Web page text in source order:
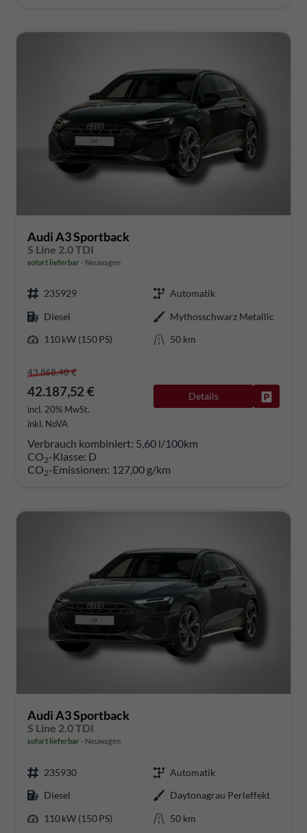
Audi A3 Sportback
S Line 2.0 TDI
sofort lieferbar Neuwagen
235929
Automatik
Diesel
Mythosschwarz Metallic
110 kW (150 PS)
50 km
43.868,40 €
42.187,52 €
incl. 20% MwSt.
inkl. NoVA
Details
Verbrauch kombiniert: 5,60 l/100km
CO2-Klasse: D
CO2-Emissionen: 127,00 g/km
Audi A3 Sportback
S Line 2.0 TDI
sofort lieferbar Neuwagen
235930
Automatik
Diesel
Daytonagrau Perleffekt
110 kW (150 PS)
50 km